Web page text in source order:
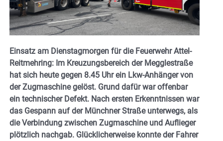
Einsatz am Dienstagmorgen für die Feuerwehr Attel-
Reitmehring: Im Kreuzungsbereich der Megglestraße
hat sich heute gegen 8.45 Uhr ein Lkw-Anhänger von
der Zugmaschine gelöst. Grund dafür war offenbar
ein technischer Defekt. Nach ersten Erkenntnissen war
das Gespann auf der Münchner Straße unterwegs, als
die Verbindung zwischen Zugmaschine und Auflieger
plötzlich nachgab. Glücklicherweise konnte der Fahrer